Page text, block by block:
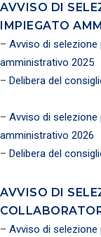
AVVISO DI
IMPIEGATO
– Avviso di
amministrativo 2025
– Delibera del
– Avviso di
amministrativo 2026
– Delibera del
AVVISO DI
– Avviso di